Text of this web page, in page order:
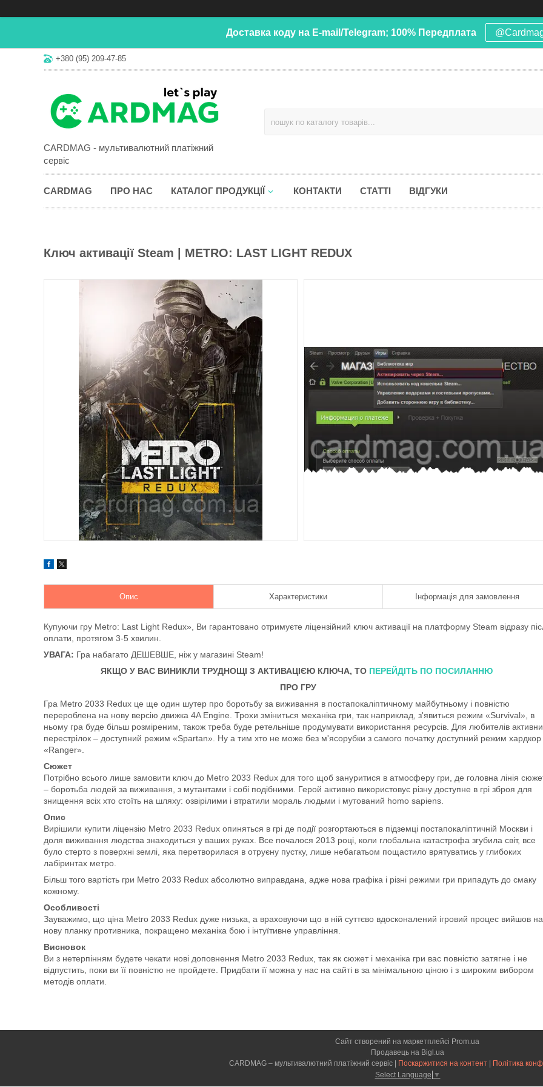
Доставка коду на E-mail/Telegram; 100% Передплата
+380 (95) 209-47-85
CARDMAG - мультивалютний платіжний
сервіс
CARDMAG ПРО НАС КАТАЛОГ ПРОДУКЦІЇ КОНТАКТИ СТАТТІ ВІДГУКИ
Ключ активації Steam | METRO: LAST LIGHT REDUX
Опис Характеристики Інформація для замовлення
Купуючи гру Metro: Last Light Redux», Ви гарантовано отримуєте ліцензійний ключ активації на платформу Steam відразу
оплати, протягом 3-5 хвилин.
УВАГА: Гра набагато ДЕШЕВШЕ, ніж у магазині Steam!
ЯКЩО У ВАС ВИНИКЛИ ТРУДНОЩІ З АКТИВАЦІЄЮ КЛЮЧА, ТО ПЕРЕЙДІТЬ ПО ПОСИЛАННЮ
ПРО ГРУ
Гра Metro 2033 Redux це ще один шутер про боротьбу за виживання в постапокаліптичному майбутньому і повністю
перероблена на нову версію движка 4A Engine. Трохи зміниться механіка гри, так наприклад, з'явиться режим «Survival», в
ньому гра буде більш розміреним, також треба буде ретельніше продумувати використання ресурсів. Для любителів
перестрілок – доступний режим «Spartan». Ну а тим хто не може без м'ясорубки з самого початку доступний режим хардкор
«Ranger».
Сюжет
Потрібно всього лише замовити ключ до Metro 2033 Redux для того щоб зануритися в атмосферу гри, де головна лінія
– боротьба людей за виживання, з мутантами і собі подібними. Герой активно використовує різну доступне в грі зброя для
знищення всіх хто стоїть на шляху: озвірілими і втратили мораль людьми і мутований homo sapiens.
Опис
Вирішили купити ліцензію Metro 2033 Redux опиняться в грі де події розгортаються в підземці постапокаліптичній Москви і
доля виживання людства знаходиться у ваших руках. Все почалося 2013 році, коли глобальна катастрофа згубила світ, все
було стерто з поверхні землі, яка перетворилася в отруєну пустку, лише небагатьом пощастило врятуватись у глибоких
лабіринтах метро.
Більш того вартість гри Metro 2033 Redux абсолютно виправдана, адже нова графіка і різні режими гри припадуть до смаку
кожному.
Особливості
Зауважимо, що ціна Metro 2033 Redux дуже низька, а враховуючи що в ній суттєво вдосконалений ігровий процес вийшов на
нову планку противника, покращено механіка бою і інтуїтивне управління.
Висновок
Ви з нетерпінням будете чекати нові доповнення Metro 2033 Redux, так як сюжет і механіка гри вас повністю затягне і не
відпустить, поки ви її повністю не пройдете. Придбати її можна у нас на сайті в за мінімальною ціною і з широким вибором
методів оплати.
Сайт створений на маркетплейсі Prom.ua
Продавець на Bigl.ua
Поскаржитися на контент
Політика
Select Language ▼